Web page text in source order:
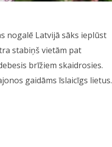
nogalē Latvijā sāks ieplūst
stabiņš vietām pat
brīžiem skaidrosies.
gaidāms īslaicīgs lietus.